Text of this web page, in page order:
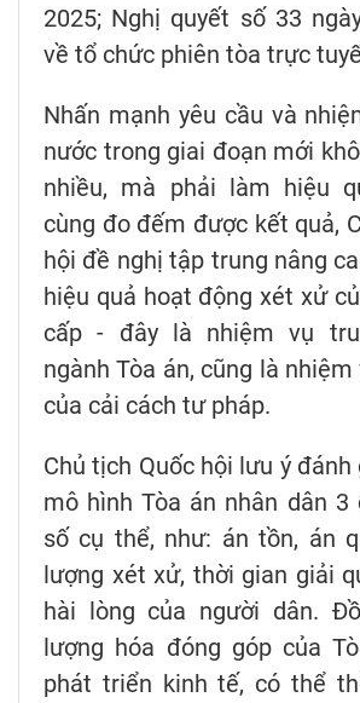
2025; Nghị quyết số 33
về tổ chức phiên tòa trực
Nhấn mạnh yêu cầu và
nước trong giai đoạn mới
nhiều, mà phải làm hiệu
cùng đo đếm được kết quả,
hội đề nghị tập trung nâng
hiệu quả hoạt động xét xử
cấp - đây là nhiệm vụ
ngành Tòa án, cũng là
của cải cách tư pháp.
Chủ tịch Quốc hội lưu ý
mô hình Tòa án nhân dân 3
số cụ thể, như: án tồn, án
lượng xét xử, thời gian giải
hài lòng của người dân.
lượng hóa đóng góp của
phát triển kinh tế, có thể